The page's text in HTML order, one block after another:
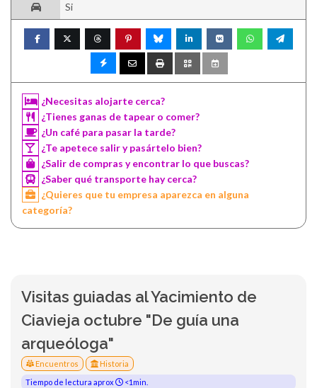
Si
¿Necesitas alojarte cerca?
¿Tienes ganas de tapear o comer?
¿Un café para pasar la tarde?
¿Te apetece salir y pasártelo bien?
¿Salir de compras y encontrar lo que buscas?
¿Saber qué transporte hay cerca?
¿Quieres que tu empresa aparezca en alguna
categoría?
Visitas guiadas al Yacimiento de
Ciavieja octubre "De guía una
arqueóloga"
Encuentros
Historia
Tiempo de lectura aprox
<1min.